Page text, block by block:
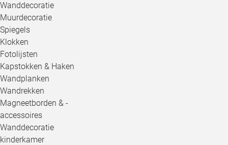
Wanddecoratie
Muurdecoratie
Spiegels
Klokken
Fotolijsten
Kapstokken & Haken
Wandplanken
Wandrekken
Magneetborden & -
accessoires
Wanddecoratie
kinderkamer